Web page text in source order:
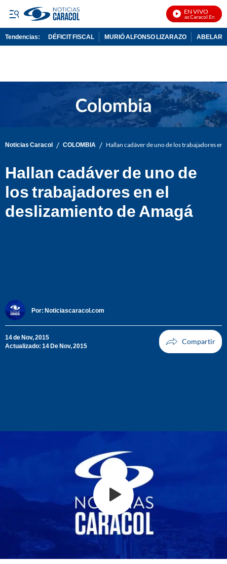
EN VIVO
Noticias Caracol En Vivo
Tendencias: DÉFICIT FISCAL MURIÓ ALFONSO LIZARAZO
Noticias Caracol / COLOMBIA / Hallan cadáver de uno de los trabajadores en
Hallan cadáver de uno de
los trabajadores en el
deslizamiento de Amagá
Por: Noticiascaracol.com
14 de Nov, 2015
Actualizado: 14 De Nov, 2015